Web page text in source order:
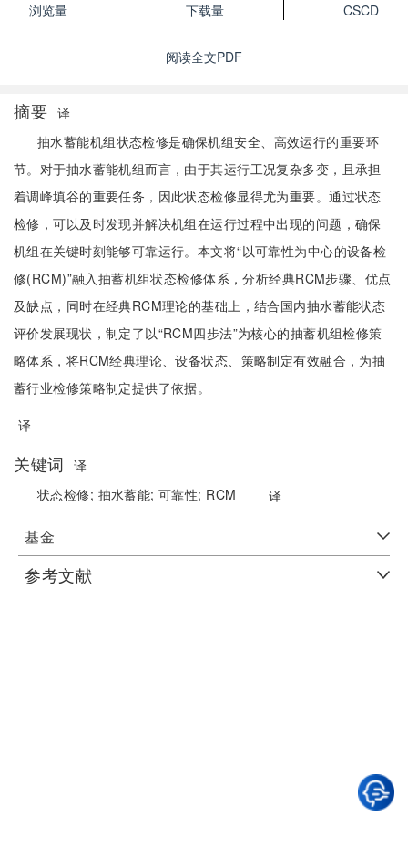
浏览量
下载量
CSCD
阅读全文PDF
摘要 译
抽水蓄能机组状态检修是确保机组安全、高效运行的重要环
节。对于抽水蓄能机组而言，由于其运行工况复杂多变，且承担
着调峰填谷的重要任务，因此状态检修显得尤为重要。通过状态
检修，可以及时发现并解决机组在运行过程中出现的问题，确保
机组在关键时刻能够可靠运行。本文将“以可靠性为中心的设备检
修(RCM)”融入抽蓄机组状态检修体系，分析经典RCM步骤、优点
及缺点，同时在经典RCM理论的基础上，结合国内抽水蓄能状态
评价发展现状，制定了以“RCM四步法”为核心的抽蓄机组检修策
略体系，将RCM经典理论、设备状态、策略制定有效融合，为抽
蓄行业检修策略制定提供了依据。
译
关键词
译
状态检修; 抽水蓄能;可靠性; RCM 译
基金
参考文献